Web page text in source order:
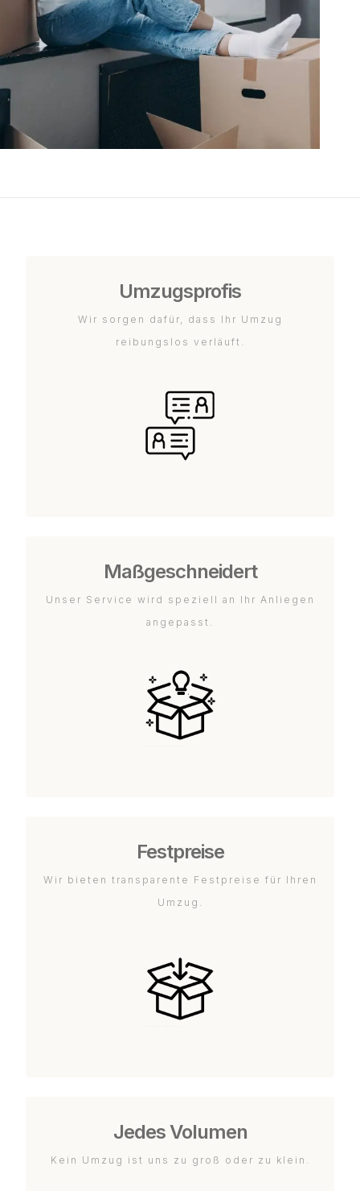
Umzugsprofis
Wir sorgen dafür, dass Ihr Umzug
reibungslos verläuft.
Maßgeschneidert
Unser Service wird speziell an Ihr Anliegen
angepasst.
Festpreise
Wir bieten transparente Festpreise für Ihren
Umzug.
Jedes Volumen
Kein Umzug ist uns zu groß oder zu klein.